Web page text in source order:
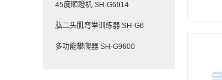
45度顺蹬机 SH-G6914
肱二头肌弯举训练器 SH-G6
多功能攀爬器 SH-G9600